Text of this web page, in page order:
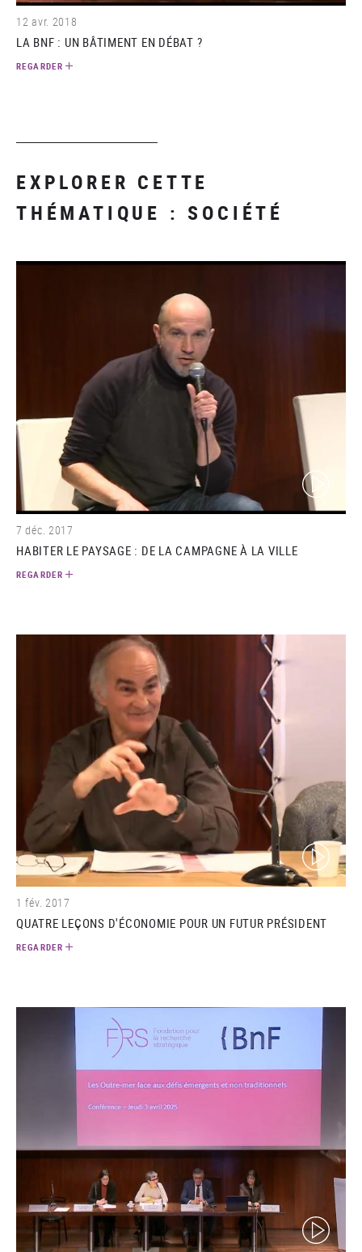
12 avr. 2018
LA BNF : UN BÂTIMENT EN DÉBAT ?
REGARDER
EXPLORER CETTE
THÉMATIQUE : SOCIÉTÉ
(video)
7 déc. 2017
HABITER LE PAYSAGE : DE LA CAMPAGNE À LA VILLE
REGARDER
(video)
1 fév. 2017
QUATRE LEÇONS D'ÉCONOMIE POUR UN FUTUR PRÉSIDENT
REGARDER
(video)